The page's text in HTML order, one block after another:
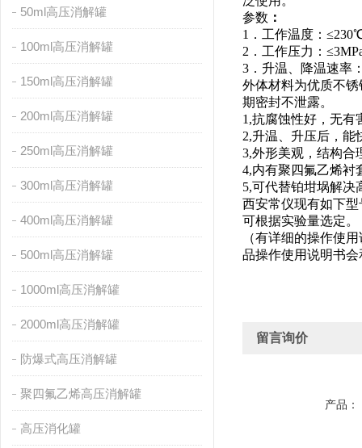
50ml高压消解罐
100ml高压消解罐
150ml高压消解罐
200ml高压消解罐
250ml高压消解罐
300ml高压消解罐
400ml高压消解罐
500ml高压消解罐
1000ml高压消解罐
2000ml高压消解罐
防爆式高压消解罐
聚四氟乙烯高压消解罐
高压消化罐
参数 ：
1．工作温度：
2．工作压力：
3．升温、降温速率
外体材料为优质不
期密封不泄露。
1,抗腐蚀性好，无有
2,升温、升压后，能
3,外形美观，结构合
4,内有聚四氟乙烯衬
5,可代替铂坩埚解决
西安常仪现有如下型
可根据实验量选定。
（有详细的操作使
品操作使用说明书
留言询价
产品：